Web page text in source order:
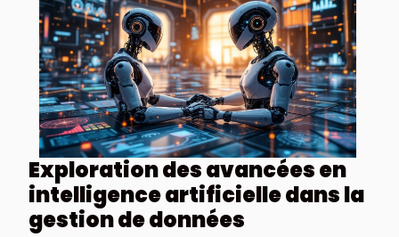
Exploration des avancées en
intelligence artificielle dans la
gestion de données